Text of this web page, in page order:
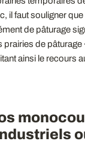
il faut souligner
de pâturage
prairies de pâturage
ainsi le recours